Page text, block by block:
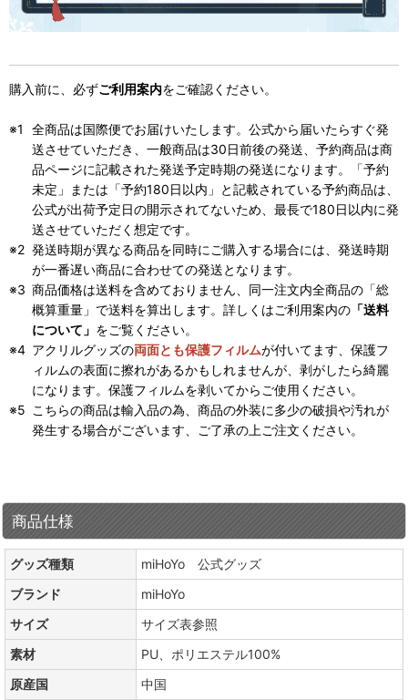
購入前に、必ずご利用案内をご確認ください。
全商品は国際便でお届けいたします。公式から届いたらすぐ発
送させていただき、一般商品は30日前後の発送、予約商品は商
品ページに記載された発送予定時期の発送になります。「予約
未定」または「予約180日以内」と記載されている予約商品は、
公式が出荷予定日の開示されてないため、最長で180日以内に発
送させていただく想定です。
発送時期が異なる商品を同時にご購入する場合には、発送時期
が一番遅い商品に合わせての発送となります。
商品価格は送料を含めておりません、同一注文内全商品の「総
概算重量」で送料を算出します。詳しくはご利用案内の 「送料
について」 をご覧ください。
アクリルグッズの両面とも保護フィルムが付いてます、保護フ
ィルムの表面に擦れがあるかもしれませんが、剥がしたら綺麗
になります。保護フィルムを剥いてからご使用ください。
こちらの商品は輸入品の為、商品の外装に多少の破損や汚れが
発生する場合がございます、ご了承の上ご注文ください。
商品仕様
グッズ種類
miHoYo 公式グッズ
ブランド
miHoYo
サイズ
サイズ表参照
素材
PU、ポリエステル100%
原産国
中国